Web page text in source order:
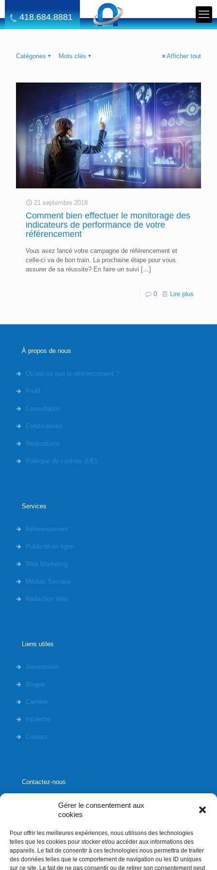
Gérer le consentement aux
cookies
Pour offrir les meilleures expériences, nous utilisons des technologies
telles que les cookies pour stocker et/ou accéder aux informations des
appareils. Le fait de consentir à ces technologies nous permettra de traiter
des données telles que le comportement de navigation ou les ID uniques
sur ce site. Le fait de ne pas consentir ou de retirer son consentement peut
418.684.8881
Catégories Mots clés Afficher tout
21 septembre 2018
Comment bien effectuer le monitorage des
indicateurs de performance de votre
référencement
Vous avez lancé votre campagne de référencement et
celle-ci va de bon train. La prochaine étape pour vous
assurer de sa réussite? En faire un suivi […]
0 Lire plus
À propos de nous
Qu’est-ce que le référencement ?
Profil
Consultation
Certifications
Réalisations
Politique de cookies (UE)
Services
Référencement
Publicité en ligne
Web Marketing
Médias Sociaux
Rédaction Web
Liens utiles
Soumission
Blogue
Carrière
Infolettre
Contact
Contactez-nous
1020, rue Bouvier, suite 400,
Québec (Québec) G2K 0K9
info[]affluences.ca